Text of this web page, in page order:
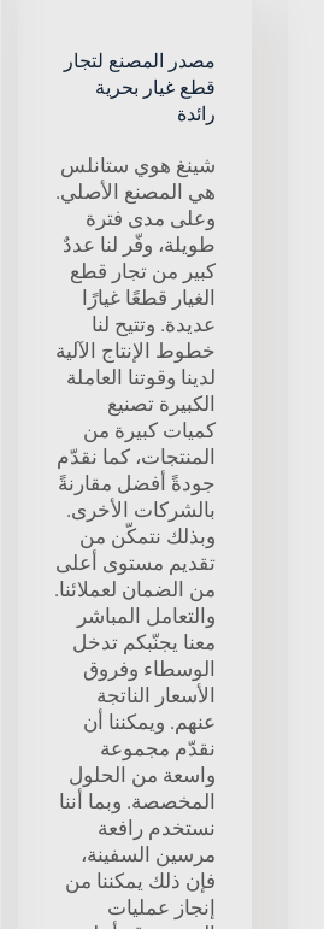
مصدر المصنع لتجار
قطع غيار بحرية
رائدة
شينغ هوي ستانلس
هي المصنع الأصلي.
وعلى مدى فترة
طويلة، وفّر لنا عددٌ
كبير من تجار قطع
الغيار قطعًا غيارًا
عديدة. وتتيح لنا
خطوط الإنتاج الآلية
لدينا وقوتنا العاملة
الكبيرة تصنيع
كميات كبيرة من
المنتجات، كما نقدّم
جودةً أفضل مقارنةً
بالشركات الأخرى.
وبذلك نتمكّن من
تقديم مستوى أعلى
من الضمان لعملائنا.
والتعامل المباشر
معنا يجنّبكم تدخل
الوسطاء وفروق
الأسعار الناتجة
عنهم. ويمكننا أن
نقدّم مجموعة
واسعة من الحلول
المخصصة. وبما أننا
نستخدم رافعة
مرسين السفينة،
فإن ذلك يمكننا من
إنجاز عمليات